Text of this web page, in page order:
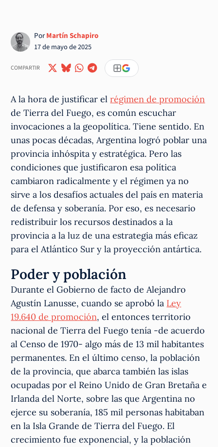
PorMartín Schapiro
17 de mayo de 2025
COMPARTIR
A la hora de justificar elrégimen de promoción
de Tierra del Fuego, es común escuchar
invocaciones a la geopolítica. Tiene sentido. En
unas pocas décadas, Argentina logró poblar una
provincia inhóspita y estratégica. Pero las
condiciones que justificaron esa política
cambiaron radicalmente y el régimen ya no
sirve a los desafíos actuales del país en materia
de defensa y soberanía. Por eso, es necesario
redistribuir los recursos destinados a la
provincia a la luz de una estrategia más eficaz
para el Atlántico Sur y la proyección antártica.
Poder y población
Durante el Gobierno de facto de Alejandro
Agustín Lanusse, cuando se aprobó la Ley
19.640 de promoción, el entonces territorio
nacional de Tierra del Fuego tenía -de acuerdo
al Censo de 1970- algo más de 13 mil habitantes
permanentes. En el último censo, la población
de la provincia, que abarca también las islas
ocupadas por el Reino Unido de Gran Bretaña e
Irlanda del Norte, sobre las que Argentina no
ejerce su soberanía, 185 mil personas habitaban
en la Isla Grande de Tierra del Fuego. El
crecimiento fue exponencial, y la población